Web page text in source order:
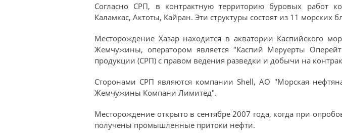
Согласно СРП, в контрактную территорию буровых работ
Каламкас, Актоты, Кайран. Эти структуры состоят из 11
Месторождение Хазар находится в акватории Каспийского
Жемчужины, оператором является "Каспий Меруерты
продукции (СРП) с правом ведения разведки и добычи на
Сторонами СРП являются компании Shell, АО "Морская
Жемчужины Компани Лимитед".
Месторождение открыто в сентябре 2007 года, когда при
получены промышленные притоки нефти.